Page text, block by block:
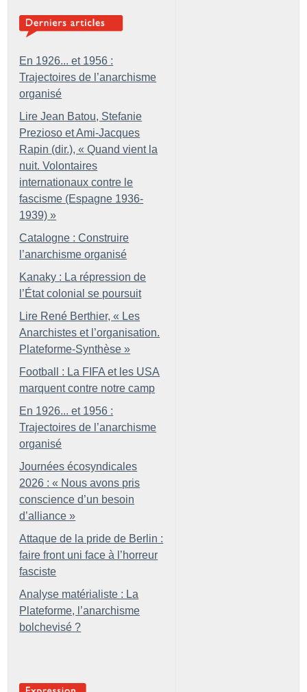
En 1926... et 1956 :
Trajectoires de l’anarchisme
organisé
Lire Jean Batou, Stefanie
Prezioso et Ami-Jacques
Rapin (dir.), « Quand vient la
nuit. Volontaires
internationaux contre le
fascisme (Espagne 1936-
1939) »
Catalogne : Construire
l’anarchisme organisé
Kanaky : La répression de
l’État colonial se poursuit
Lire René Berthier, « Les
Anarchistes et l’organisation.
Plateforme-Synthèse »
Football : La FIFA et les USA
marquent contre notre camp
En 1926... et 1956 :
Trajectoires de l’anarchisme
organisé
Journées écosyndicales
2026 : « Nous avons pris
conscience d’un besoin
d’alliance »
Attaque de la pride de Berlin :
faire front uni face à l’horreur
fasciste
Analyse matérialiste : La
Plateforme, l’anarchisme
bolchevisé ?